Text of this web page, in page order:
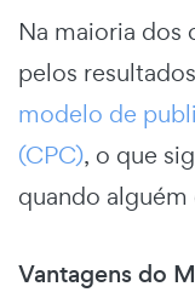
Na maioria dos
pelos
modelo de
(CPC), o que
quando
Vantagens do